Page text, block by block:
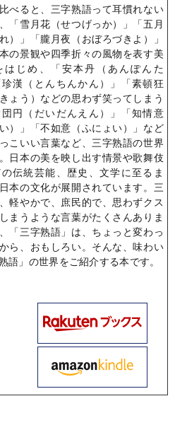
べると、三字熟語って耳慣れない
「雪月花（せつげっか）」「五月
）」「朧月夜（おぼろづきよ）」
の景観や四季折々の風物を表す美
はじめ、「安本丹（あんぽんた
漢（とんちんかん）」「素頓狂
きょう）などの思わず笑ってしまう
円（だいだんえん）」「知情意
い）」「不如意（ふにょい）」など
こいい言葉など、三字熟語の世界
日本の美を映し出す情景や歌舞伎
伝統芸能、歴史、文学に至るま
本の文化が展開されています。三
軽やかで、庶民的で、思わずクス
まうような言葉がたくさんありま
「三字熟語」は、ちょっと変わっ
ら、おもしろい。そんな、味わい
語」の世界をご紹介する本です。